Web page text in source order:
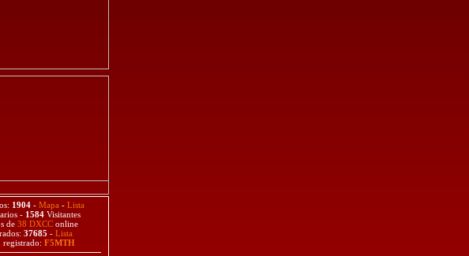
1904 - Mapa - Lista
- 1584 Visitantes
de 38 DXCConline
37685 - Lista
F5MTH